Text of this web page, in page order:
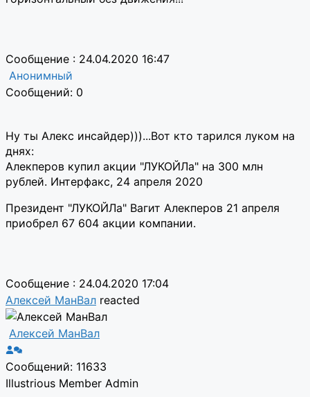
Сообщение : 24.04.2020 16:47
Анонимный
Сообщений: 0
Ну ты Алекс инсайдер)))...Вот кто тарился луком на
днях:
Алекперов купил акции "ЛУКОЙЛа" на 300 млн
рублей. Интерфакс, 24 апреля 2020
Президент "ЛУКОЙЛа" Вагит Алекперов 21 апреля
приобрел 67 604 акции компании.
Сообщение : 24.04.2020 17:04
Алексей МанВал reacted
Алексей МанВал
Сообщений: 11633
Illustrious Member Admin